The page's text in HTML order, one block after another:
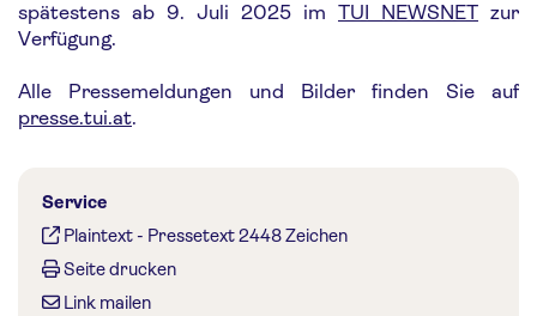
spätestens ab 9. Juli 2025 im TUI NEWSNET zur
Verfügung.
Alle Pressemeldungen und Bilder finden Sie auf
presse.tui.at.
Service
Plaintext- Pressetext 2448 Zeichen
Seite drucken
Link mailen